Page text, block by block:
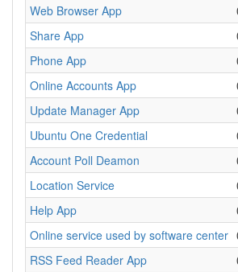
Web Browser App
Share App
Phone App
Online Accounts App
Update Manager App
Ubuntu One Credential
Account Poll Deamon
Location Service
Help App
Online service used by software center
RSS Feed Reader App